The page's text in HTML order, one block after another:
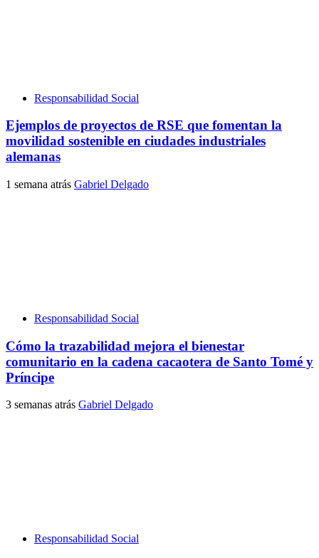
Responsabilidad Social
Ejemplos de proyectos de RSE que fomentan la
movilidad sostenible en ciudades industriales
alemanas
1 semana atrás Gabriel Delgado
Responsabilidad Social
Cómo la trazabilidad mejora el bienestar
comunitario en la cadena cacaotera de Santo Tomé y
Príncipe
3 semanas atrás Gabriel Delgado
Responsabilidad Social